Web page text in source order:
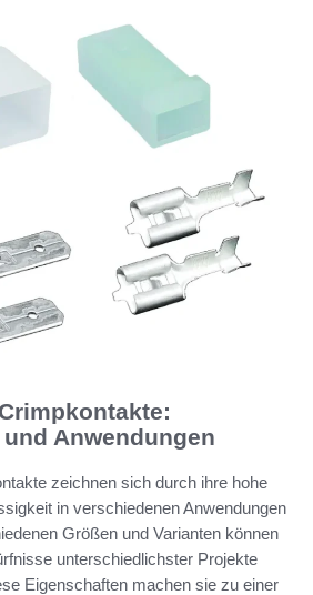
Anwendungen
zeichnen sich durch ihre hohe
in verschiedenen Anwendungen
Größen und Varianten können
unterschiedlichster Projekte
Eigenschaften machen sie zu einer